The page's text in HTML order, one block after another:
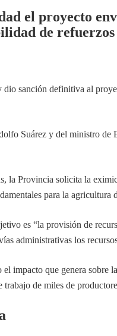
el proyecto
de
sanción definitiva al
Suárez y del ministro
la Provincia solicita la
para la agricultura
es “la provisión de
administrativas los
impacto que genera
de miles de